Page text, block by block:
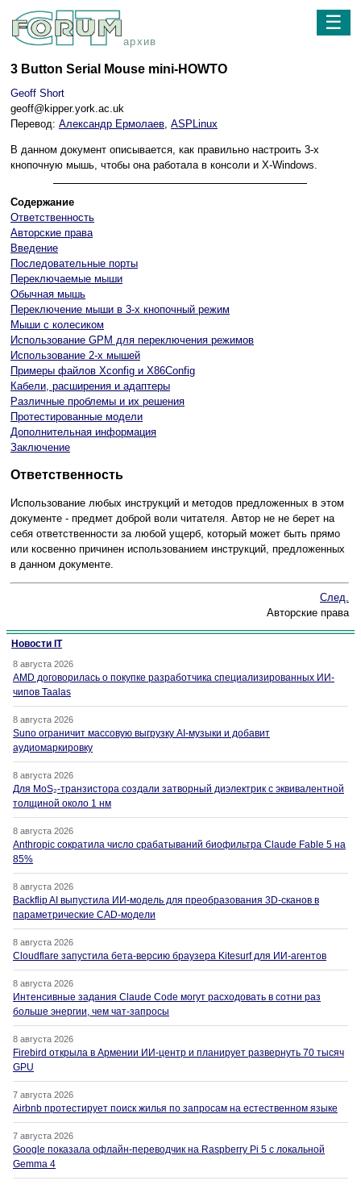
архив
☰
3 Button Serial Mouse mini-HOWTO
Geoff Short
geoff@kipper.york.ac.uk
Перевод: Александр Ермолаев, ASPLinux
В данном документ описывается, как правильно настроить 3-х
кнопочную мышь, чтобы она работала в консоли и X-Windows.
Содержание
Ответственность
Авторские права
Введение
Последовательные порты
Переключаемые мыши
Обычная мышь
Переключение мыши в 3-х кнопочный режим
Мыши с колесиком
Использование GPM для переключения режимов
Использование 2-х мышей
Примеры файлов Xconfig и X86Config
Кабели, расширения и адаптеры
Различные проблемы и их решения
Протестированные модели
Дополнительная информация
Заключение
Ответственность
Использование любых инструкций и методов предложенных в этом
документе - предмет доброй воли читателя. Автор не не берет на
себя ответственности за любой ущерб, который может быть прямо
или косвенно причинен использованием инструкций, предложенных
в данном документе.
След.
Авторские права
Новости IT
8 августа 2026
AMD договорилась о покупке разработчика специализированных ИИ-
чипов Taalas
8 августа 2026
Suno ограничит массовую выгрузку AI-музыки и добавит
аудиомаркировку
8 августа 2026
Для MoS₂-транзистора создали затворный диэлектрик с эквивалентной
толщиной около 1 нм
8 августа 2026
Anthropic сократила число срабатываний биофильтра Claude Fable 5 на
85%
8 августа 2026
Backflip AI выпустила ИИ-модель для преобразования 3D-сканов в
параметрические CAD-модели
8 августа 2026
Cloudflare запустила бета-версию браузера Kitesurf для ИИ-агентов
8 августа 2026
Интенсивные задания Claude Code могут расходовать в сотни раз
больше энергии, чем чат-запросы
8 августа 2026
Firebird открыла в Армении ИИ-центр и планирует развернуть 70 тысяч
GPU
7 августа 2026
Airbnb протестирует поиск жилья по запросам на естественном языке
7 августа 2026
Google показала офлайн-переводчик на Raspberry Pi 5 с локальной
Gemma 4